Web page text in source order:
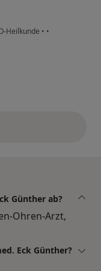
Heilkunde • •
Günther ab?
Ohren-Arzt,
Eck Günther?